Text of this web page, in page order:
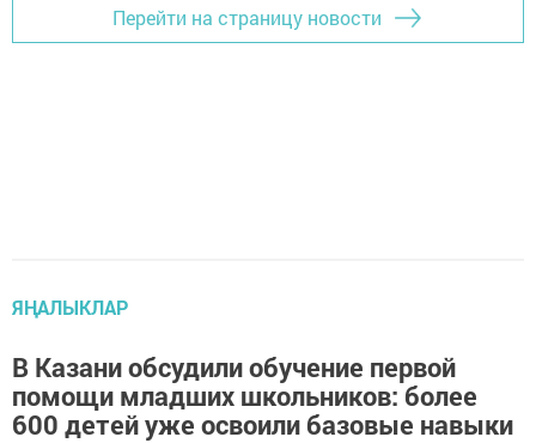
Перейти на страницу новости
ЯҢАЛЫКЛАР
В Казани обсудили обучение первой
помощи младших школьников: более
600 детей уже освоили базовые навыки